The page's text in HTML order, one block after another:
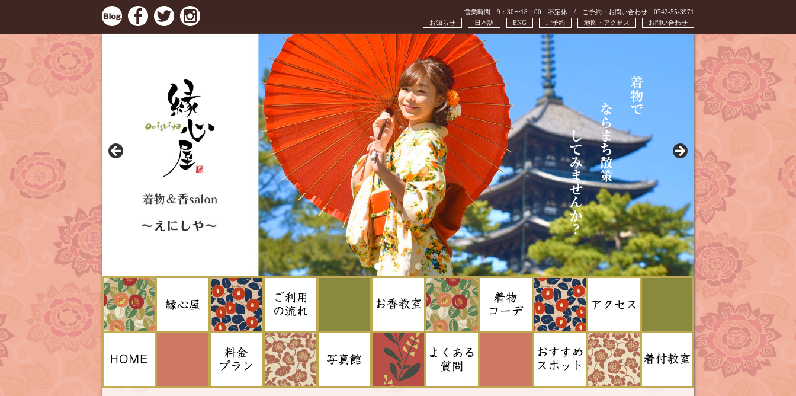
営業時間 9：30〜18：00 不定休 / ご予約・お問い合わせ 0742-55-3971
お問い合わせ
地図・アクセス
ご予約
ENG
日本語
お知らせ